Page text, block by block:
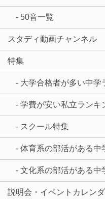
- 50音一覧
スタディ動画チャンネル
特集
- 大学合格者が多い中学
- 学費が安い私立ランキ
- スクール特集
- 体育系の部活がある中
- 文化系の部活がある中
説明会・イベントカレン